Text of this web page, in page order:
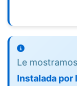
Le
Instalada por